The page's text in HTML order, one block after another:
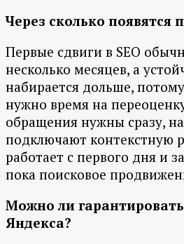
Через сколько появятся
Первые сдвиги в SEO
несколько месяцев, а
набирается дольше,
нужно время на
обращения нужны сразу, на
подключают контекстную
работает с первого дня и
пока поисковое
Можно ли
Яндекса?